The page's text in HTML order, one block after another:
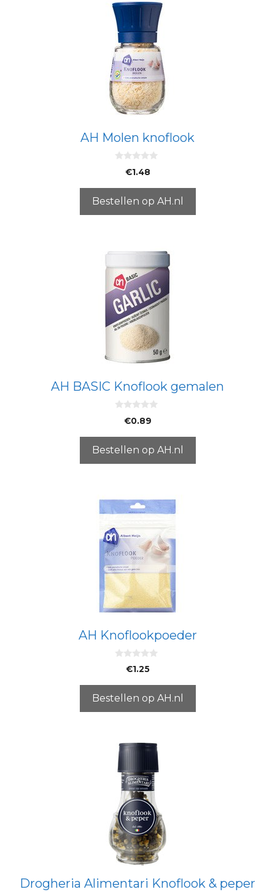
AH Molen knoflook
5
€1.48
Bestellen op AH.nl
AH BASIC Knoflook gemalen
5
€0.89
Bestellen op AH.nl
AH Knoflookpoeder
5
€1.25
Bestellen op AH.nl
Drogheria Alimentari Knoflook & peper